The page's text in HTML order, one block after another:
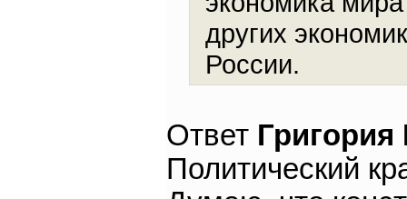
других
России.
Ответ
Политический